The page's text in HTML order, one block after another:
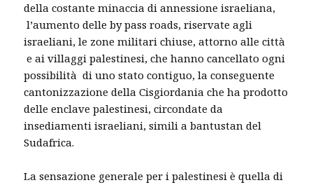
della costante minaccia di annessione israeliana,
l’aumento delle by pass roads, riservate agli
israeliani, le zone militari chiuse, attorno alle città
e ai villaggi palestinesi, che hanno cancellato ogni
possibilità di uno stato contiguo, la conseguente
cantonizzazione della Cisgiordania che ha prodotto
delle enclave palestinesi, circondate da
insediamenti israeliani, simili a bantustan del
Sudafrica.
La sensazione generale per i palestinesi è quella di